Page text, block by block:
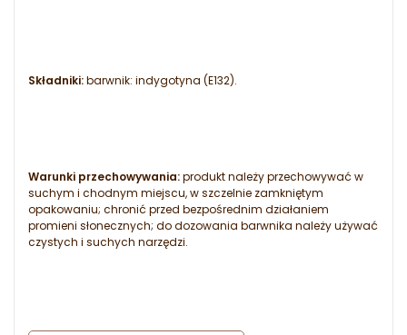
Składniki:barwnik: indygotyna (E132).
Warunki przechowywania:produkt należy przechowywać w
suchym i chodnym miejscu, w szczelnie zamkniętym
opakowaniu; chronić przed bezpośrednim działaniem
promieni słonecznych; do dozowania barwnika należy używać
czystych i suchych narzędzi.